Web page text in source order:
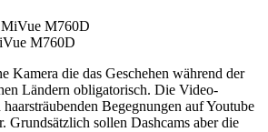
M760D
Kamera die das Geschehen während der
Ländern obligatorisch. Die Video-
Begegnungen auf Youtube
Grundsätzlich sollen Dashcams aber die